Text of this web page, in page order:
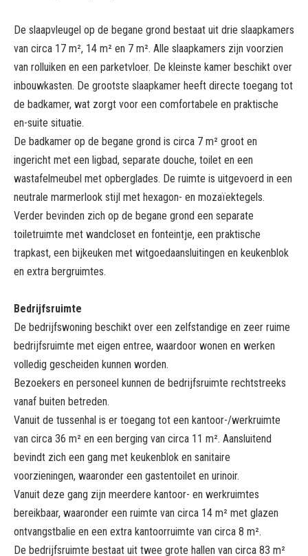
De slaapvleugel op de begane grond bestaat uit drie slaapkamers
van circa 17 m², 14 m² en 7 m². Alle slaapkamers zijn voorzien
van rolluiken en een parketvloer. De kleinste kamer beschikt over
inbouwkasten. De grootste slaapkamer heeft directe toegang tot
de badkamer, wat zorgt voor een comfortabele en praktische
en-suite situatie.
De badkamer op de begane grond is circa 7 m² groot en
ingericht met een ligbad, separate douche, toilet en een
wastafelmeubel met opberglades. De ruimte is uitgevoerd in een
neutrale marmerlook stijl met hexagon- en mozaïektegels.
Verder bevinden zich op de begane grond een separate
toiletruimte met wandcloset en fonteintje, een praktische
trapkast, een bijkeuken met witgoedaansluitingen en keukenblok
en extra bergruimtes.
Bedrijfsruimte
De bedrijfswoning beschikt over een zelfstandige en zeer ruime
bedrijfsruimte met eigen entree, waardoor wonen en werken
volledig gescheiden kunnen worden.
Bezoekers en personeel kunnen de bedrijfsruimte rechtstreeks
vanaf buiten betreden.
Vanuit de tussenhal is er toegang tot een kantoor-/werkruimte
van circa 36 m² en een berging van circa 11 m². Aansluitend
bevindt zich een gang met keukenblok en sanitaire
voorzieningen, waaronder een gastentoilet en urinoir.
Vanuit deze gang zijn meerdere kantoor- en werkruimtes
bereikbaar, waaronder een ruimte van circa 14 m² met glazen
ontvangstbalie en een extra kantoorruimte van circa 8 m².
De bedrijfsruimte bestaat uit twee grote hallen van circa 83 m²